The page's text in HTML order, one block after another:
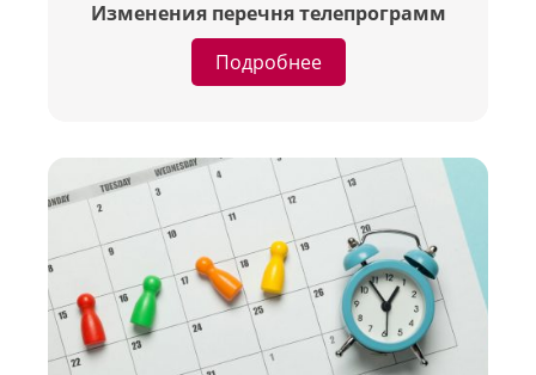
Изменения перечня телепрограмм
Подробнее